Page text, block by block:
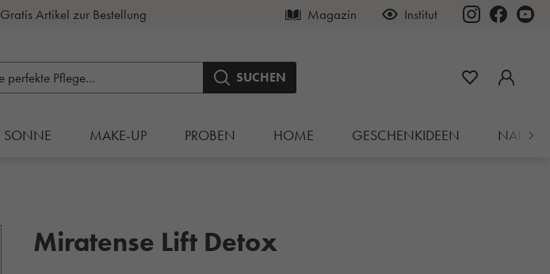
Gratis Artikel zur Bestellung
Kauf auf Rechnung Magazin Institut
SUCHEN
SONNE MAKE-UP PROBEN HOME GESCHENKIDEEN
Miratense Lift Detox